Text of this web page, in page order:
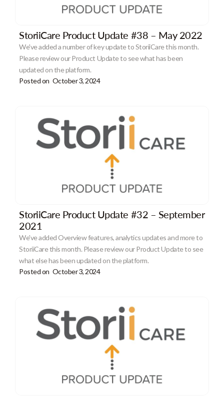
StoriiCare Product Update #38 – May 2022
We've added a number of key update to StoriiCare this month.
Please review our Product Update to see what has been
updated on the platform.
Posted on October 3, 2024
StoriiCare Product Update #32 – September
2021
We've added Overview features, analytics updates and more to
StoriiCare this month. Please review our Product Update to see
what else has been updated on the platform.
Posted on October 3, 2024